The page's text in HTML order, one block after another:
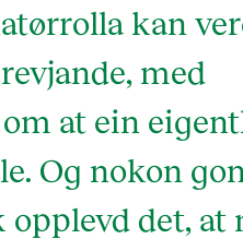
kan
med
at ein
Og nokon
det, at